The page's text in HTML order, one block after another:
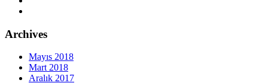
Archives
Mayıs 2018
Mart 2018
Aralık 2017